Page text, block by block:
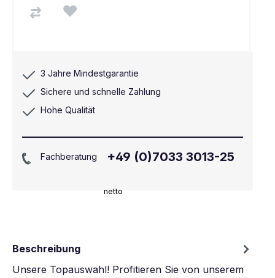
netto
3 Jahre Mindestgarantie
Sichere und schnelle Zahlung
Hohe Qualität
Fachberatung +49 (0)7033 3013-25
Beschreibung
Unsere Topauswahl! Profitieren Sie von unserem